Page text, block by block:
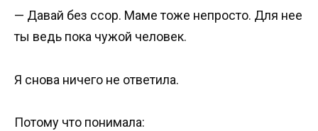
— Давай без ссор. Маме тоже непросто. Для нее
ты ведь пока чужой человек.
Я снова ничего не ответила.
Потому что понимала: